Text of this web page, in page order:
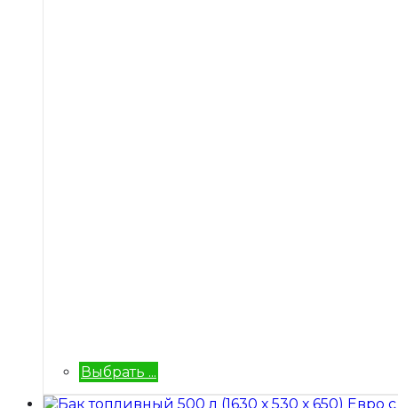
Выбрать ...